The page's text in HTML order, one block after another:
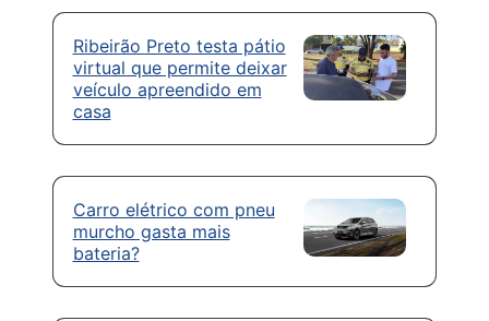
Ribeirão Preto testa pátio
virtual que permite deixar
veículo apreendido em
casa
Carro elétrico com pneu
murcho gasta mais
bateria?